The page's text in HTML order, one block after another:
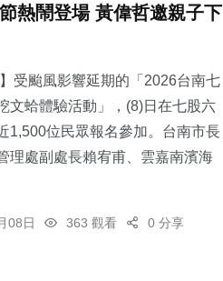
熱鬧登場 黃偉哲邀親子下
受颱風影響延期的「2026台南七
文蛤體驗活動」，(8)日在七股六
1,500位民眾報名參加。台南市長
理處副處長賴宥甫、雲嘉南濱海
08日 363 觀看 0 分享